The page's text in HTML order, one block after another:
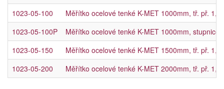
1023-05-100
Měřítko ocelové tenké K-MET 1000mm, tř. př. 1,
1023-05-100P
Měřítko ocelové tenké K-MET 1000mm, stupnice
1023-05-150
Měřítko ocelové tenké K-MET 1500mm, tř. př. 1,
1023-05-200
Měřítko ocelové tenké K-MET 2000mm, tř. př. 1,